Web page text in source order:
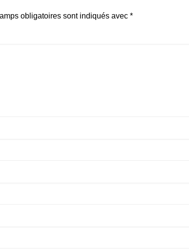
obligatoires sont indiqués avec *